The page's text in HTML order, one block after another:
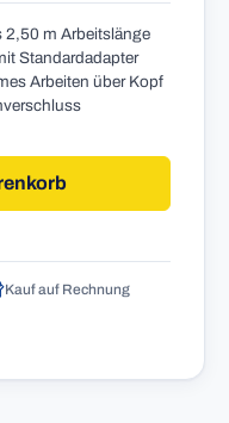
m Arbeitslänge
Standardadapter
Arbeiten über Kopf
Wert
Kauf auf Rechnung